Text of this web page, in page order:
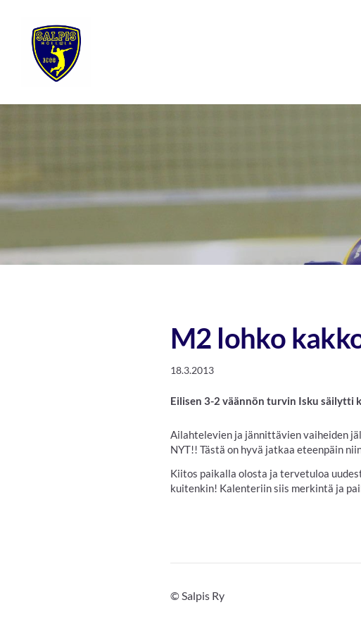
sisältöön
Sivuston etusivulle
M2 lohko
18.3.2013
Eilisen 3-2 väännön turvin Isku säilytti
Ailahtelevien ja jännittävien vaiheiden
NYT!! Tästä on hyvä jatkaa eteenpäin
Kiitos paikalla olosta ja tervetuloa
kuitenkin! Kalenteriin siis merkintä ja
©Salpis Ry